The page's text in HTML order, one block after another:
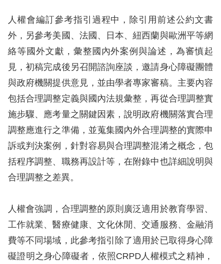
庫
無
障
快
捷
鍵
選
擇
兒少版
人權會編訂參考指引過程中，除引用前述公約文書
外，另參考美國、法國、日本、紐西蘭與歐洲平等網
絡等國外文獻，彙整國內外案例與論述，為審慎起
見，初稿完成後另召開諮詢座談，邀請身心障礙團體
與政府機關提供意見，並由學者專家審稿。主要內容
包括合理調整定義與國內法規彙整，再從合理調整實
施步驟、應考量之關鍵因素，說明政府機關落實合理
調整應進行之準備，並蒐集國內外合理調整的實際申
訴或判決案例，針對容易與合理調整混淆之概念，包
括程序調整、職務再設計等，在附錄中也詳細說明與
合理調整之差異。
人權會強調，合理調整的原則廣泛適用於教育學習、
工作就業、醫療健康、文化休閒、交通服務、金融消
費等不同場域，此參考指引除了適用於已取得身心障
礙證明之身心障礙者，依照CRPD人權模式之精神，